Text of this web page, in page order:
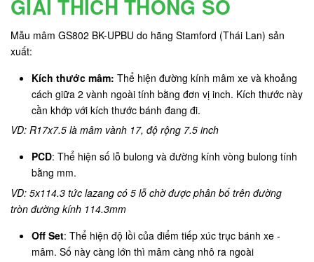
GIẢI THÍCH THÔNG SỐ
Mẫu mâm GS802 BK-UPBU do hãng Stamford (Thái Lan) sản
xuất:
Kích thước mâm: Thể hiện đường kính mâm xe và khoảng
cách giữa 2 vành ngoài tính bằng đơn vị inch. Kích thước này
cần khớp với kích thước bánh đang đi.
VD: R17x7.5 là mâm vành 17, độ rộng 7.5 inch
PCD: Thể hiện số lỗ bulong và đường kính vòng bulong tính
bằng mm.
VD: 5x114.3 tức lazang có 5 lỗ chờ được phân bố trên đường
tròn đường kính 114.3mm
Off Set: Thể hiện độ lồi của điểm tiếp xúc trục bánh xe -
mâm. Số này càng lớn thì mâm càng nhô ra ngoài